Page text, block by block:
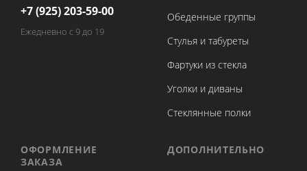
+7 (925) 203-59-00
Ежедневно с 9 до 19
Обеденные группы
Стулья и табуреты
Фартуки из стекла
Уголки и диваны
Стеклянные полки
ОФОРМЛЕНИЕ
ЗАКАЗА
ДОПОЛНИТЕЛЬНО